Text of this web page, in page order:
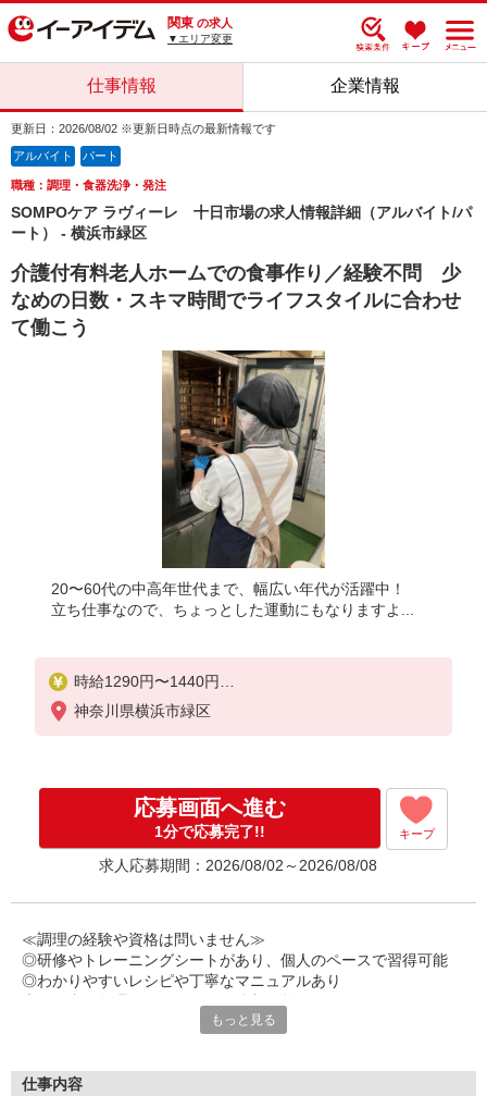
関東 の求人
▼エリア変更
仕事情報 企業情報
更新日：2026/08/02 ※更新日時点の最新情報です
アルバイト パート
職種：調理・食器洗浄・発注
SOMPOケア ラヴィーレ 十日市場の求人情報詳細（アルバイト/パ
ート） - 横浜市緑区
介護付有料老人ホームでの食事作り／経験不問 少
なめの日数・スキマ時間でライフスタイルに合わせ
て働こう
20〜60代の中高年世代まで、幅広い年代が活躍中！
立ち仕事なので、ちょっとした運動にもなりますよ...
時給1290円〜1440円
※経験等による
望条件に合うかの確認もいたします。
★時間外手当別途支給
★上記金額は働きがい向上手当を含みます。
★働きがい向上手当※26年6月改定（地域により異な
る）
神奈川県横浜市緑区
応募画面へ進む
1分で応募完了!! キープ
求人応募期間：2026/08/02～2026/08/08
≪調理の経験や資格は問いません≫
◎研修やトレーニングシートがあり、個人のペースで習得可能
◎わかりやすいレシピや丁寧なマニュアルあり
チームワークを大切に、協力して作業を進めていけば大丈夫。
≪空いた時間で無理なく働けます≫
もっと見る
仕事内容